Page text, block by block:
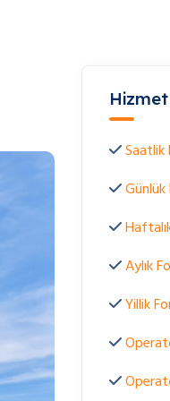
Saatlik
Aylık
Yillik